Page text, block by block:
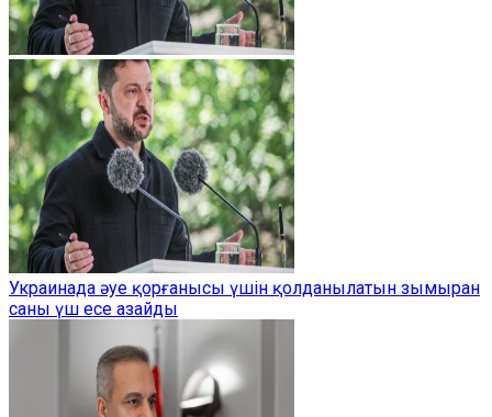
Украинада әуе қорғанысы үшін қолданылатын зымыран
саны үш есе азайды